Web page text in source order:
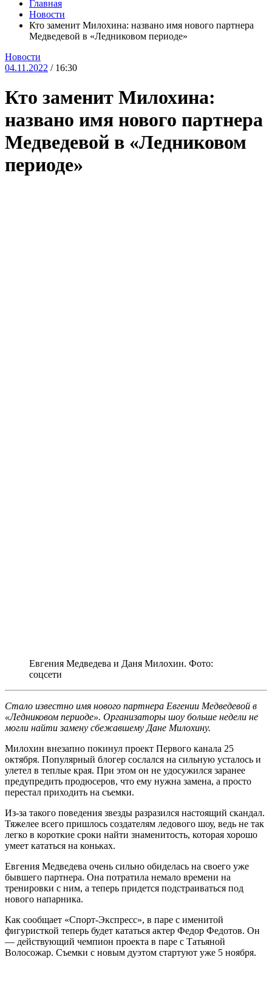
Главная
Новости
Кто заменит Милохина: названо имя нового партнера
Медведевой в «Ледниковом периоде»
Новости
04.11.2022 / 16:30
Кто заменит Милохина:
названо имя нового партнера
Медведевой в «Ледниковом
периоде»
Евгения Медведева и Даня Милохин. Фото:
соцсети
Стало известно имя нового партнера Евгении Медведевой в
«Ледниковом периоде». Организаторы шоу больше недели не
могли найти замену сбежавшему Дане Милохину.
Милохин внезапно покинул проект Первого канала 25
октября. Популярный блогер сослался на сильную усталось и
улетел в теплые края. При этом он не удосужился заранее
предупредить продюсеров, что ему нужна замена, а просто
перестал приходить на съемки.
Из-за такого поведения звезды разразился настоящий скандал.
Тяжелее всего пришлось создателям ледового шоу, ведь не так
легко в короткие сроки найти знаменитость, которая хорошо
умеет кататься на коньках.
Евгения Медведева очень сильно обиделась на своего уже
бывшего партнера. Она потратила немало времени на
тренировки с ним, а теперь придется подстраиваться под
нового напарника.
Как сообщает «Спорт-Экспресс», в паре с именитой
фигуристкой теперь будет кататься актер Федор Федотов. Он
— действующий чемпион проекта в паре с Татьяной
Волосожар. Съемки с новым дуэтом стартуют уже 5 ноября.